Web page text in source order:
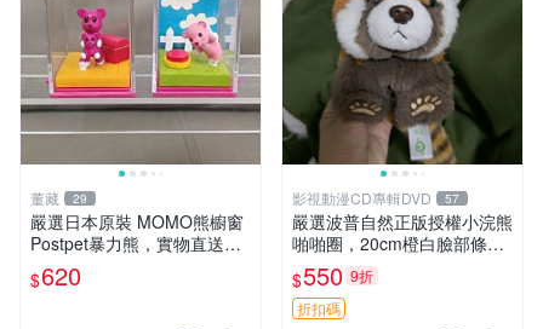
董藏 29
嚴選日本原裝 MOMO熊櫥窗
Postpet暴力熊，實物直送新
臺灣。MOMO熊 暴力熊 熊貓
櫥窗
$620
影視動漫CD專輯DVD 57
嚴選波普自然正版授權小浣熊
啪啪圈，20cm橙白臉部條紋
清晰，毛絨超萌贈品推薦。
小浣熊 波普 圈環
$550 9折
折扣碼